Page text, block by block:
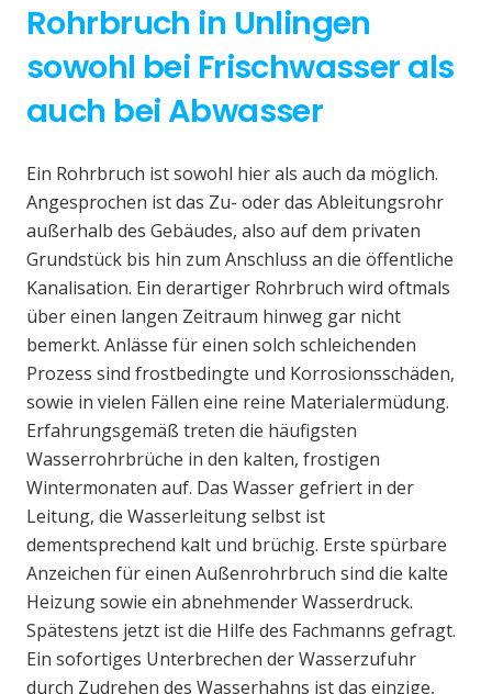
Rohrbruch in Unlingen
sowohl bei Frischwasser als
auch bei Abwasser
Ein Rohrbruch ist sowohl hier als auch da möglich.
Angesprochen ist das Zu- oder das Ableitungsrohr
außerhalb des Gebäudes, also auf dem privaten
Grundstück bis hin zum Anschluss an die öffentliche
Kanalisation. Ein derartiger Rohrbruch wird oftmals
über einen langen Zeitraum hinweg gar nicht
bemerkt. Anlässe für einen solch schleichenden
Prozess sind frostbedingte und Korrosionsschäden,
sowie in vielen Fällen eine reine Materialermüdung.
Erfahrungsgemäß treten die häufigsten
Wasserrohrbrüche in den kalten, frostigen
Wintermonaten auf. Das Wasser gefriert in der
Leitung, die Wasserleitung selbst ist
dementsprechend kalt und brüchig. Erste spürbare
Anzeichen für einen Außenrohrbruch sind die kalte
Heizung sowie ein abnehmender Wasserdruck.
Spätestens jetzt ist die Hilfe des Fachmanns gefragt.
Ein sofortiges Unterbrechen der Wasserzufuhr
durch Zudrehen des Wasserhahns ist das einzige,